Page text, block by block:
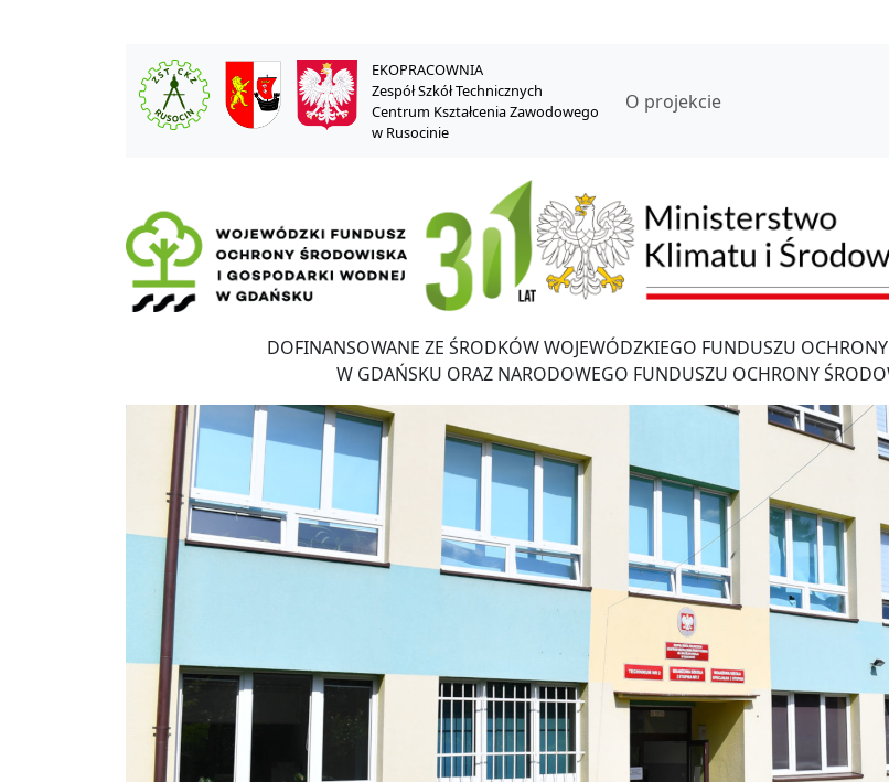
EKOPRACOWNIA
Zespół Szkół Technicznych
Centrum Kształcenia Zawodowego
w Rusocinie
O projekcie
DOFINANSOWANE ZE ŚRODKÓW WOJEWÓDZKIEGO FUNDUSZU
W GDAŃSKU ORAZ NARODOWEGO FUNDUSZU OCHRONY